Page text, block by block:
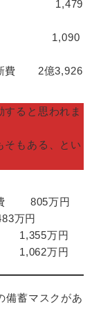
業費 1,479
1,090
新費 2億3,926
ると思われま
そもある、とい
費 805万円
万円
万円
万円
備蓄マスクがあ